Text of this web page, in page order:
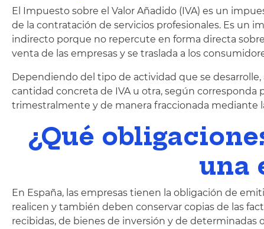
El Impuesto sobre el Valor Añadido (IVA) es un
de la contratación de servicios profesionales. Es un
indirecto porque no repercute en forma directa
venta de las empresas y se traslada a los
Dependiendo del tipo de actividad que se
cantidad concreta de IVA u otra, según corresponda
trimestralmente y de manera fraccionada mediante
¿Qué
una
En España, las empresas tienen la obligación de
realicen y también deben conservar copias de las
recibidas, de bienes de inversión y de determinadas